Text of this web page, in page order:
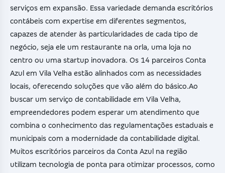
serviços em expansão. Essa variedade demanda escritórios
contábeis com expertise em diferentes segmentos,
capazes de atender às particularidades de cada tipo de
negócio, seja ele um restaurante na orla, uma loja no
centro ou uma startup inovadora. Os 14 parceiros Conta
Azul em Vila Velha estão alinhados com as necessidades
locais, oferecendo soluções que vão além do básico.Ao
buscar um serviço de contabilidade em Vila Velha,
empreendedores podem esperar um atendimento que
combina o conhecimento das regulamentações estaduais e
municipais com a modernidade da contabilidade digital.
Muitos escritórios parceiros da Conta Azul na região
utilizam tecnologia de ponta para otimizar processos, como